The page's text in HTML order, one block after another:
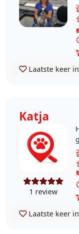
Laatste keer
Katja
1 review
Laatste keer